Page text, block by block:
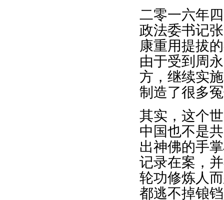
二零一六年
政法委书记
康重用提拔
由于受到周
方，继续实
制造了很多
其实，这个
中国也不是
出神佛的手
记录在案，
轮功修炼人
都逃不掉锒